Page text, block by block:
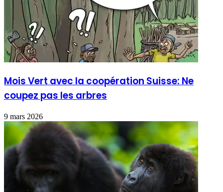
Mois Vert avec la coopération Suisse: Ne
coupez pas les arbres
9 mars 2026